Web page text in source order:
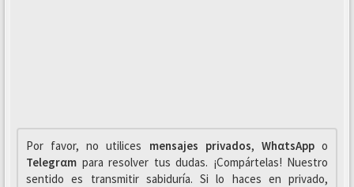
Por favor, no utilices mensajes privados, WhαtsAppo
Telegrαm para resolver tus dudas. ¡Compártelas! Nuestro
sentido es transmitir sabiduría. Si lo haces en privado,